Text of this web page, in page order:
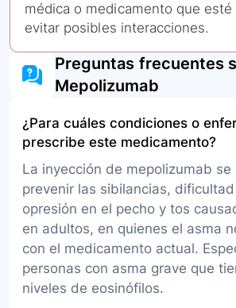
médica o medicamento que esté
evitar posibles interacciones.
Preguntas frecuentes
Mepolizumab
¿Para cuáles condiciones o
prescribe este medicamento?
La inyección de mepolizumab se
prevenir las sibilancias,
opresión en el pecho y tos
en adultos, en quienes el asma
con el medicamento actual.
personas con asma grave que
niveles de eosinófilos.